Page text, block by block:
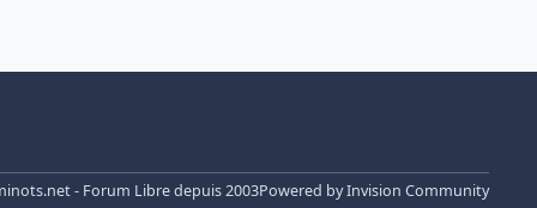
- Forum Libre depuis 2003Powered byInvision Community